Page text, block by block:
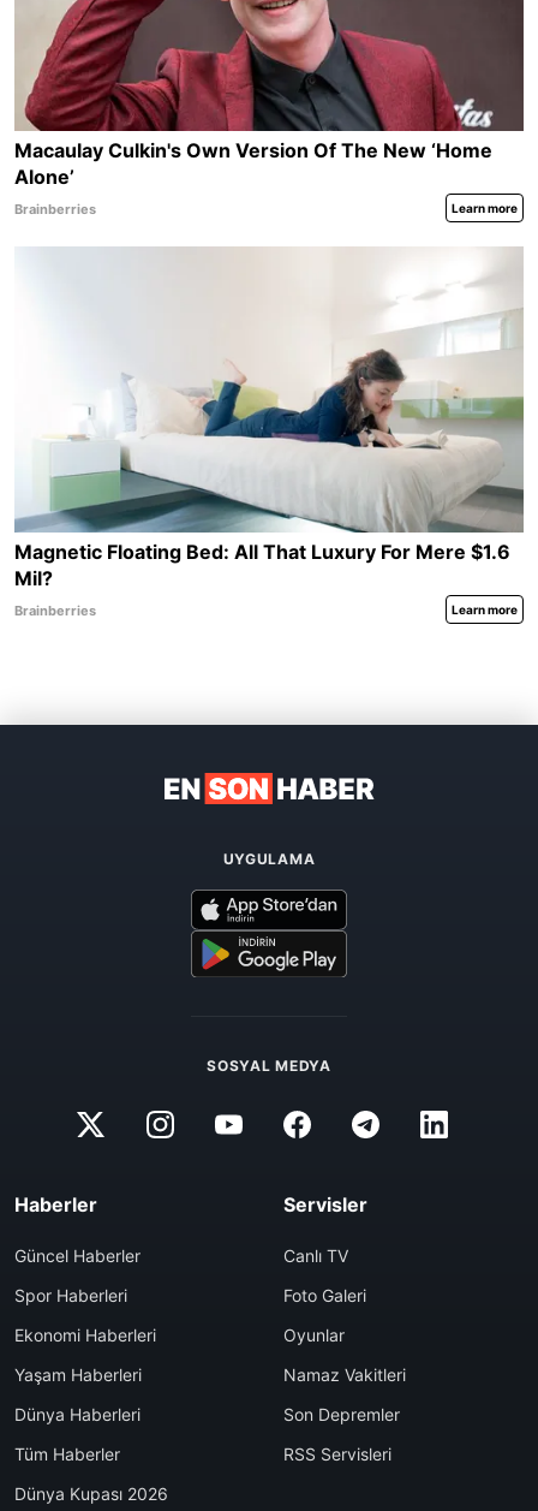
UYGULAMA
SOSYAL MEDYA
Haberler
Güncel Haberler
Spor Haberleri
Ekonomi Haberleri
Yaşam Haberleri
Dünya Haberleri
Tüm Haberler
Dünya Kupası 2026
Servisler
Canlı TV
Foto Galeri
Oyunlar
Namaz Vakitleri
Son Depremler
RSS Servisleri